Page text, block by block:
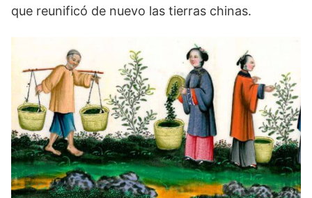
que reunificó de nuevo las tierras chinas.